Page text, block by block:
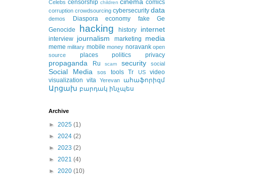
Celebs censorship children comics
corruption crowdsourcing cybersecurity data
demos Diaspora economy fake
Ge
Genocide
hacking history internet
interview journalism marketing media
meme military mobile money noravank open
source
places politics privacy
propaganda Ru scam security social
Social Media sos tools Tr US
video
visualization vita Yerevan ահաֆորիզմ
Արցախ բարդակ ինչպես
Archive
► 2025 (1)
► 2024 (2)
► 2023 (2)
► 2021 (4)
► 2020 (10)